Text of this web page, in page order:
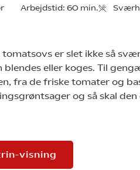
Arbejdstid: 60 min.
er slet ikke så
blendes eller koges. Til
fra de friske tomater og
og så skal den
visning